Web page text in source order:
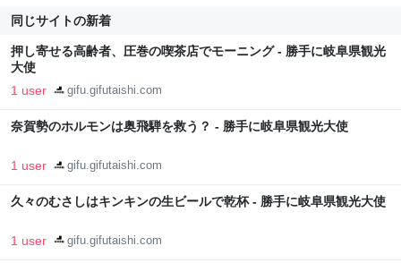
同じサイトの新着
押し寄せる高齢者、圧巻の喫茶店でモーニング - 勝手に岐阜県観光
大使
1 user gifu.gifutaishi.com
奈賀勢のホルモンは奥飛騨を救う？ - 勝手に岐阜県観光大使
1 user gifu.gifutaishi.com
久々のむさしはキンキンの生ビールで乾杯 - 勝手に岐阜県観光大使
1 user gifu.gifutaishi.com